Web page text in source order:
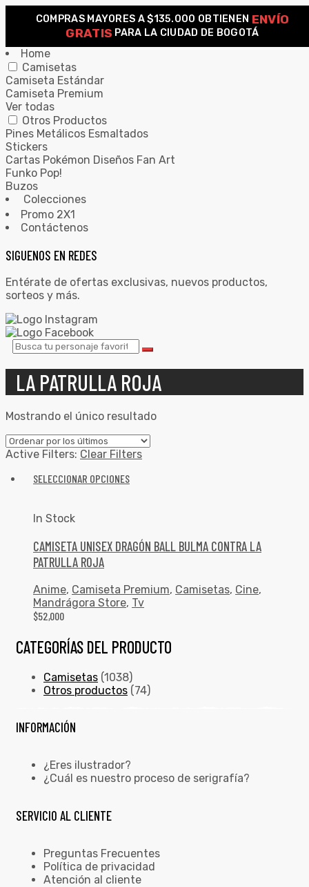
COMPRAS MAYORES A $135.000 OBTIENEN ENVÍO
GRATIS PARA LA CIUDAD DE BOGOTÁ
Home
Camisetas
Camiseta Estándar
Camiseta Premium
Ver todas
Otros Productos
Pines Metálicos Esmaltados
Stickers
Cartas Pokémon Diseños Fan Art
Funko Pop!
Buzos
Colecciones
Promo 2X1
Contáctenos
SIGUENOS EN REDES
Entérate de ofertas exclusivas, nuevos productos,
sorteos y más.
LA PATRULLA ROJA
Mostrando el único resultado
Active Filters: Clear Filters
SELECCIONAR OPCIONES
In Stock
CAMISETA UNISEX DRAGÓN BALL BULMA CONTRA LA
PATRULLA ROJA
Anime, Camiseta Premium, Camisetas, Cine,
Mandrágora Store, Tv
$52,000
CATEGORÍAS DEL PRODUCTO
Camisetas (1038)
Otros productos (74)
INFORMACIÓN
¿Eres ilustrador?
¿Cuál es nuestro proceso de serigrafía?
SERVICIO AL CLIENTE
Preguntas Frecuentes
Política de privacidad
Atención al cliente